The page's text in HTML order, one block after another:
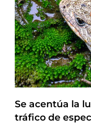
Se acentúa la
tráfico de